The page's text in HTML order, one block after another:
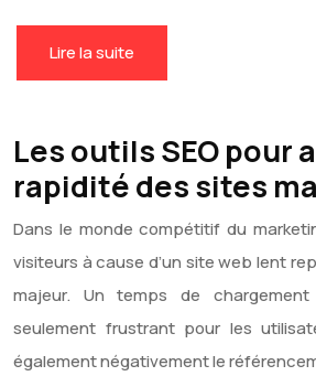
Lire la suite
Les outils SEO pour
rapidité des sites
Dans le monde compétitif du
visiteurs à cause d’un site web lent
majeur. Un temps de
seulement frustrant pour les
également négativement le